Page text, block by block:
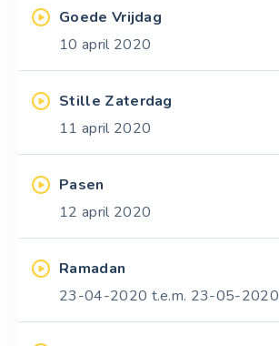
Goede Vrijdag
10 april 2020
Stille Zaterdag
11 april 2020
Pasen
12 april 2020
Ramadan
23-04-2020 t.e.m. 23-05-2020